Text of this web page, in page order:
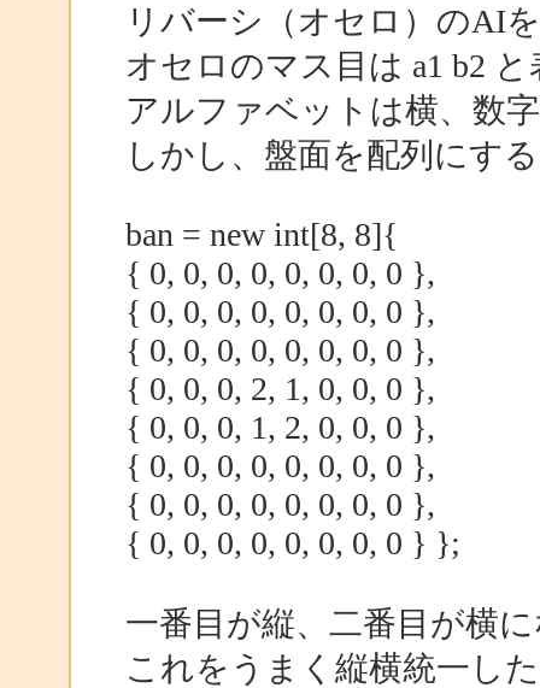
リバーシ（オセロ）のAI
オセロのマス目は a1 b2 と
アルファベットは横、数
しかし、盤面を配列にす
ban = new int[8, 8]{
{ 0, 0, 0, 0, 0, 0, 0, 0 },
{ 0, 0, 0, 0, 0, 0, 0, 0 },
{ 0, 0, 0, 0, 0, 0, 0, 0 },
{ 0, 0, 0, 2, 1, 0, 0, 0 },
{ 0, 0, 0, 1, 2, 0, 0, 0 },
{ 0, 0, 0, 0, 0, 0, 0, 0 },
{ 0, 0, 0, 0, 0, 0, 0, 0 },
{ 0, 0, 0, 0, 0, 0, 0, 0 } };
一番目が縦、二番目が横
これをうまく縦横統一し